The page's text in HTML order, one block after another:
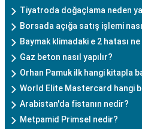
Tiyatroda doğaçlama neden
Borsada açığa satış işlemi
Baymak klimadaki e 2 hatası
Gaz beton nasıl yapılır?
Orhan Pamuk ilk hangi kitapla
World Elite Mastercard hangi
Arabistan'da fistanın nedir?
Metpamid Primsel nedir?